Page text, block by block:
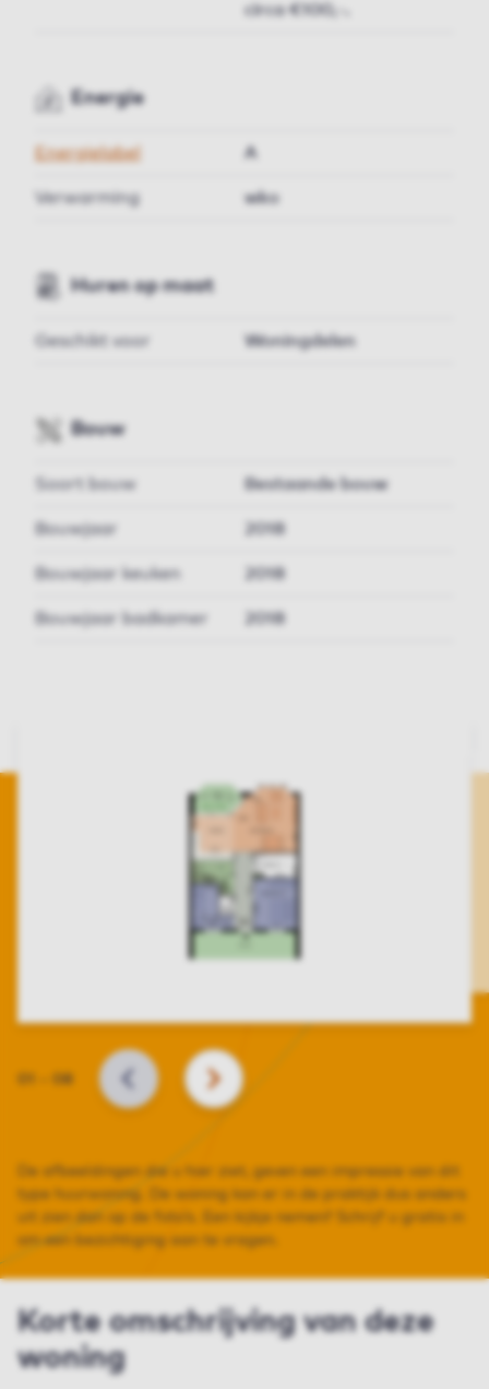
circa €100,-.
Energie
Energielabel A
Verwarming wko
Huren op maat
Geschikt voor Woningdelen
Bouw
Soort bouw Bestaande bouw
Bouwjaar 2018
Bouwjaar keuken 2018
Bouwjaar badkamer 2018
Slide
VORIGE VOLGENDE
De afbeeldingen die u hier ziet, geven een impressie van dit
type huurwoning. De woning kan er in de praktijk dus anders
uit zien dan op de foto’s. Een kijkje nemen? Schrijf u gratis in
om een bezichtiging aan te vragen.
Korte omschrijving van deze
woning